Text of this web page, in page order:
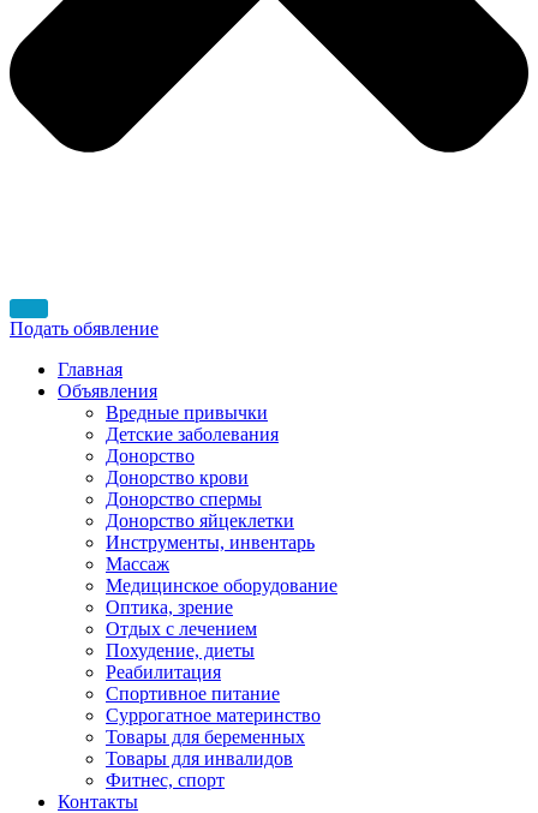
Подать обявление
Главная
Объявления
Вредные привычки
Детские заболевания
Донорство
Донорство крови
Донорство спермы
Донорство яйцеклетки
Инструменты, инвентарь
Массаж
Медицинское оборудование
Оптика, зрение
Отдых с лечением
Похудение, диеты
Реабилитация
Спортивное питание
Суррогатное материнство
Товары для беременных
Товары для инвалидов
Фитнес, спорт
Контакты